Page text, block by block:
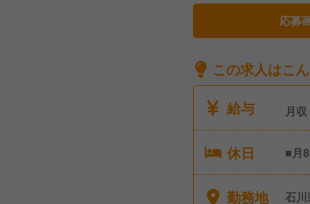
応募
この求人はこ
給与
月収
休日
■月
勤務地 石